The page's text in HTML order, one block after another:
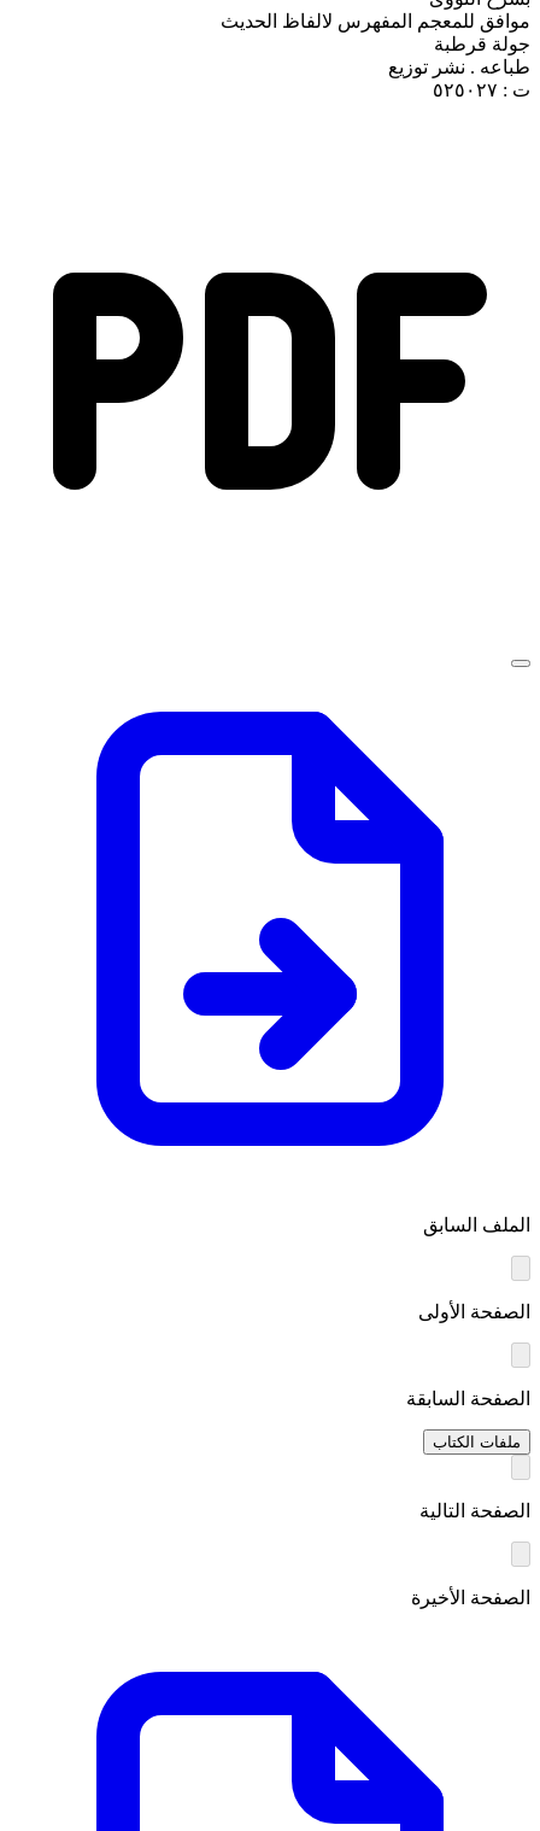
موافق للمعجم المفهرس لالفاظ الحديث
جولة قرطبة
طباعه . نشر توزيع
ت : ٥٢٥٠٢٧
الملف السابق
الصفحة الأولى
الصفحة السابقة
ملفات الكتاب
الصفحة التالية
الصفحة الأخيرة